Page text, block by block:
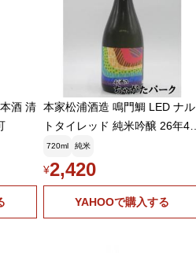
酒 清 本家松浦酒造 鳴門鯛 LED ナル
トタイレッド 純米吟醸 26年4月
製造 720ml ■世界中のコンクー
ルで首位多数獲得
720ml 純米
¥2,420
YAHOOで購入する